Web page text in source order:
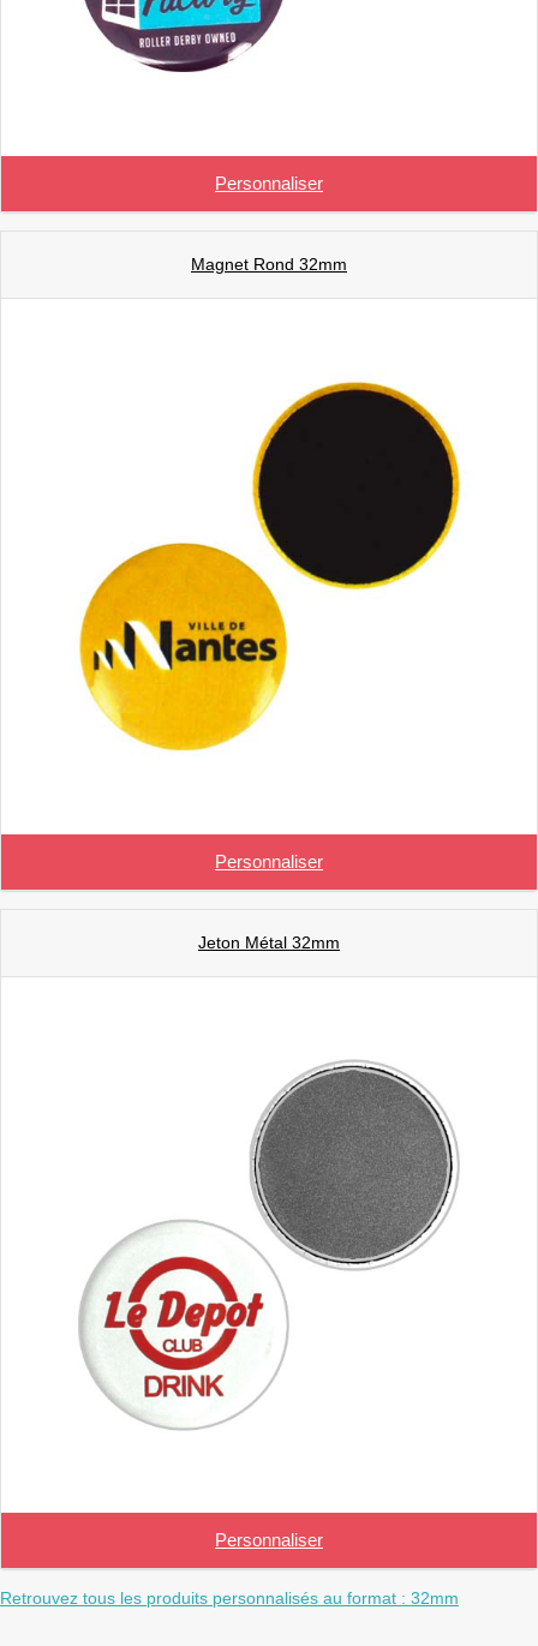
Personnaliser
Magnet Rond 32mm
Personnaliser
Jeton Métal 32mm
Personnaliser
Retrouvez tous les produits personnalisés au format : 32mm